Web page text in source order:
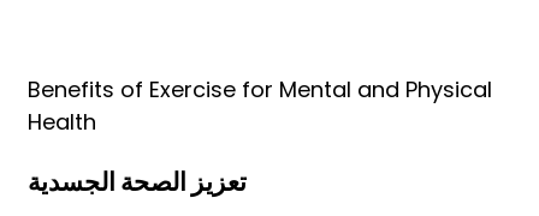
Benefits of Exercise for Mental and Physical
Health
تعزيز الصحة الجسدية